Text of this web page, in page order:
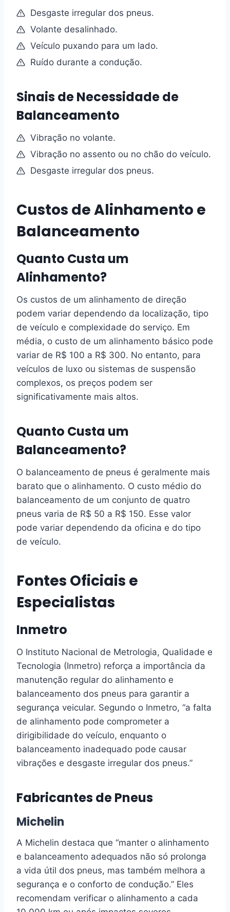
Desgaste irregular dos pneus.
Volante desalinhado.
Veículo puxando para um lado.
Ruído durante a condução.
Sinais de Necessidade de
Balanceamento
Vibração no volante.
Vibração no assento ou no chão do veículo.
Desgaste irregular dos pneus.
Custos de Alinhamento e
Balanceamento
Quanto Custa um
Alinhamento?
Os custos de um alinhamento de direção
podem variar dependendo da localização, tipo
de veículo e complexidade do serviço. Em
média, o custo de um alinhamento básico pode
variar de R$ 100 a R$ 300. No entanto, para
veículos de luxo ou sistemas de suspensão
complexos, os preços podem ser
significativamente mais altos.
Quanto Custa um
Balanceamento?
O balanceamento de pneus é geralmente mais
barato que o alinhamento. O custo médio do
balanceamento de um conjunto de quatro
pneus varia de R$ 50 a R$ 150. Esse valor
pode variar dependendo da oficina e do tipo
de veículo.
Fontes Oficiais e
Especialistas
Inmetro
O Instituto Nacional de Metrologia, Qualidade e
Tecnologia (Inmetro) reforça a importância da
manutenção regular do alinhamento e
balanceamento dos pneus para garantir a
segurança veicular. Segundo o Inmetro, “a falta
de alinhamento pode comprometer a
dirigibilidade do veículo, enquanto o
balanceamento inadequado pode causar
vibrações e desgaste irregular dos pneus.”
Fabricantes de Pneus
Michelin
A Michelin destaca que “manter o alinhamento
e balanceamento adequados não só prolonga
a vida útil dos pneus, mas também melhora a
segurança e o conforto de condução.” Eles
recomendam verificar o alinhamento a cada